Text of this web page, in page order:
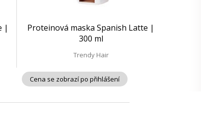
|
Proteinová maska Spanish Latte |
300 ml
Trendy Hair
Cena se zobrazí po přihlášení